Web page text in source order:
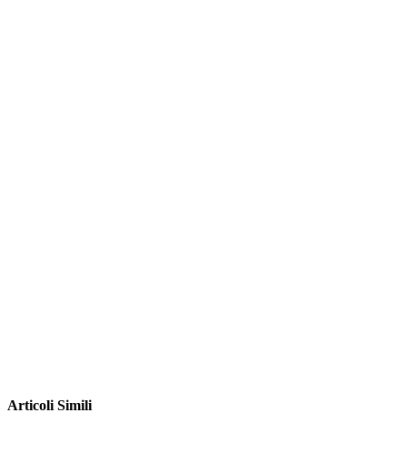
Articoli Simili